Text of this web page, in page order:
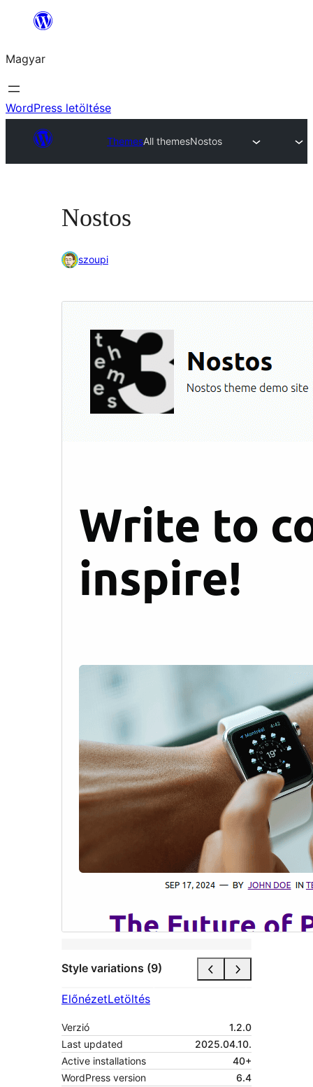
Ugrás
tartalomhoz
Magyar
WordPress letöltése
ThemesAll themesNostos
Nostos
szoupi
Style variations (9)
ElőnézetLetöltés
Verzió
1.2.0
Last updated
2025.04.10.
Active installations
40+
WordPress version
6.4